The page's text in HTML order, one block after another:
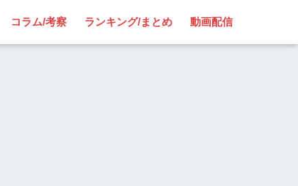
コラム/考察 ランキング/まとめ 動画配信